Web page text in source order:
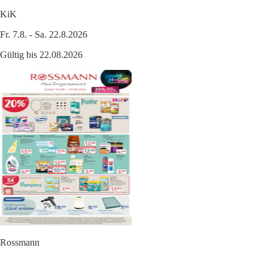
KiK
Fr. 7.8. - Sa. 22.8.2026
Gültig bis 22.08.2026
Rossmann